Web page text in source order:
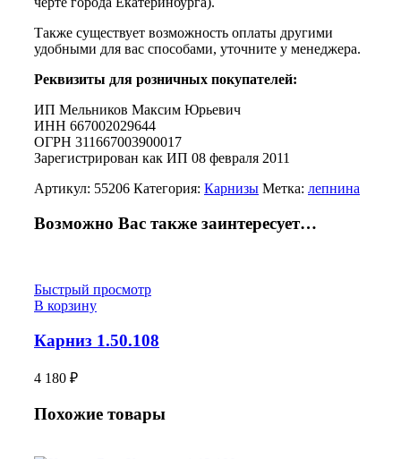
Также существует возможность оплаты другими
удобными для вас способами, уточните у менеджера.
Реквизиты для розничных покупателей:
ИП Мельников Максим Юрьевич
ИНН 667002029644
ОГРН 311667003900017
Зарегистрирован как ИП 08 февраля 2011
Артикул: 55206 Категория: Карнизы Метка: лепнина
Возможно Вас также заинтересует…
Быстрый просмотр
В корзину
Карниз 1.50.108
4 180 ₽
Похожие товары